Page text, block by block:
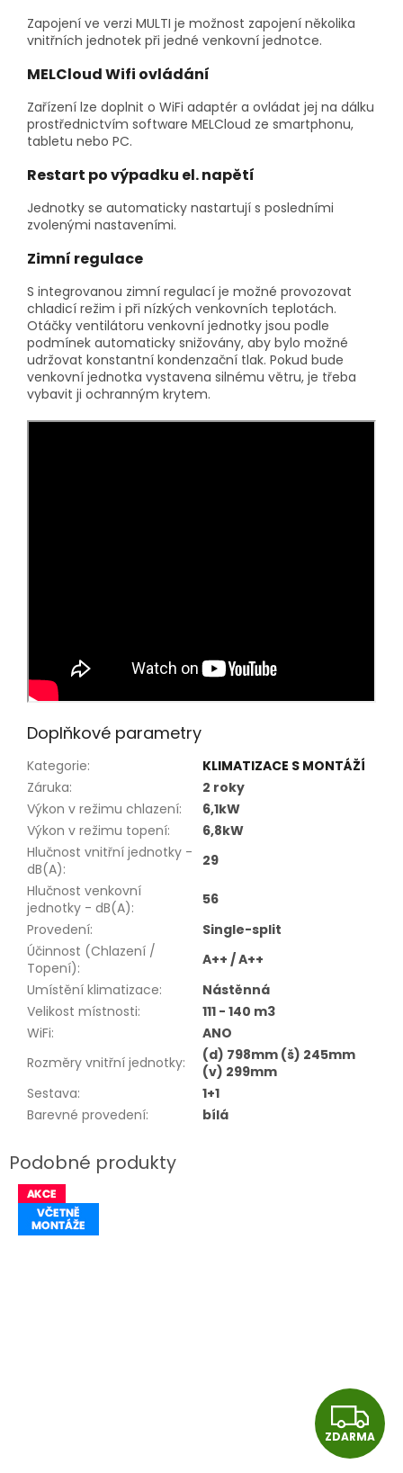
Zapojení ve verzi MULTI je možnost zapojení několika
vnitřních jednotek při jedné venkovní jednotce.
MELCloud Wifi ovládání
Zařízení lze doplnit o WiFi adaptér a ovládat jej na dálku
prostřednictvím software MELCloud ze smartphonu,
tabletu nebo PC.
Restart po výpadku el. napětí
Jednotky se automaticky nastartují s posledními
zvolenými nastaveními.
Zimní regulace
S integrovanou zimní regulací je možné provozovat
chladicí režim i při nízkých venkovních teplotách.
Otáčky ventilátoru venkovní jednotky jsou podle
podmínek automaticky snižovány, aby bylo možné
udržovat konstantní kondenzační tlak. Pokud bude
venkovní jednotka vystavena silnému větru, je třeba
vybavit ji ochranným krytem.
Doplňkové parametry
Kategorie:
KLIMATIZACE S MONTÁŽÍ
Záruka:
2 roky
Výkon v režimu chlazení:
6,1kW
Výkon v režimu topení:
6,8kW
Hlučnost vnitřní jednotky -
dB(A):
29
Hlučnost venkovní
jednotky - dB(A):
56
Provedení:
Single-split
Účinnost (Chlazení /
Topení):
A++ / A++
Umístění klimatizace:
Nástěnná
Velikost místnosti:
111 - 140 m3
WiFi:
ANO
Rozměry vnitřní jednotky:
(d) 798mm (š) 245mm
(v) 299mm
Sestava:
1+1
Barevné provedení: bílá
Z
D
ZDARMA